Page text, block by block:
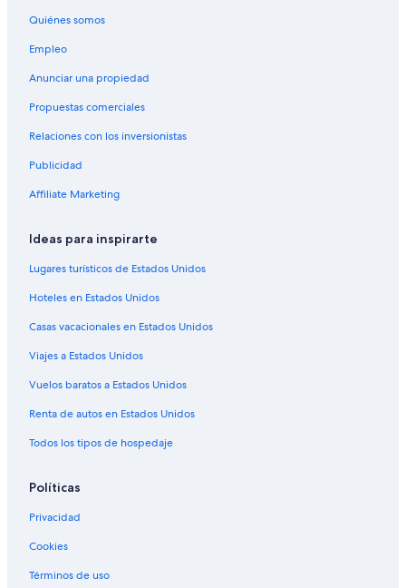
Hoteles baratos en Reedley
Hoteles con bar en Reedley
Hoteles con alberca en Reedley
Hoteles que aceptan mascotas en Reedley
Hoteles de Independent en Reedley
Casas vacacionales en Sultana
Hoteles de Motel 6 en Sultana
Moteles en Sultana
Hoteles cerca de Kings River
Hoteles 4 estrellas en Orosi
Campings en Orosi
Hoteles de Best Western en Orosi
Hoteles en Orosi
Moteles en Orosi
Posadas en Orosi
Villas en Orosi
Quiénes somos
Empleo
Anunciar una propiedad
Propuestas comerciales
Relaciones con los inversionistas
Publicidad
Affiliate Marketing
Ideas para inspirarte
Lugares turísticos de Estados Unidos
Hoteles en Estados Unidos
Casas vacacionales en Estados Unidos
Viajes a Estados Unidos
Vuelos baratos a Estados Unidos
Renta de autos en Estados Unidos
Todos los tipos de hospedaje
Políticas
Privacidad
Cookies
Términos de uso